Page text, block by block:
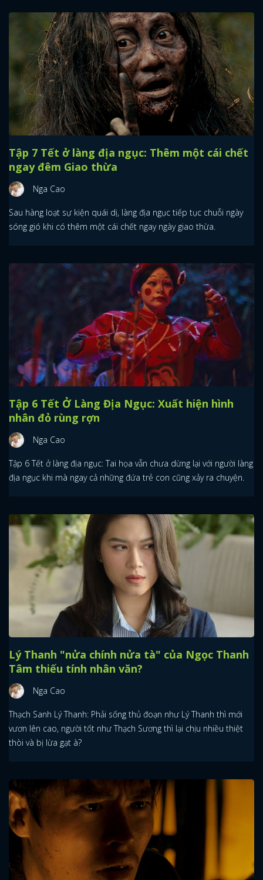
Tập 7 Tết ở làng địa ngục: Thêm một cái chết
ngay đêm Giao thừa
Nga Cao
Sau hàng loạt sự kiện quái dị, làng địa ngục tiếp tục chuỗi ngày
sóng gió khi có thêm một cái chết ngay ngày giao thừa.
Tập 6 Tết Ở Làng Địa Ngục: Xuất hiện hình
nhân đỏ rùng rợn
Nga Cao
Tập 6 Tết ở làng địa ngục: Tai họa vẫn chưa dừng lại với người làng
địa ngục khi mà ngay cả những đứa trẻ con cũng xảy ra chuyện.
Lý Thanh "nửa chính nửa tà" của Ngọc Thanh
Tâm thiếu tính nhân văn?
Nga Cao
Thạch Sanh Lý Thanh: Phải sống thủ đoạn như Lý Thanh thì mới
vươn lên cao, người tốt như Thạch Sương thì lại chịu nhiều thiệt
thòi và bị lừa gạt à?